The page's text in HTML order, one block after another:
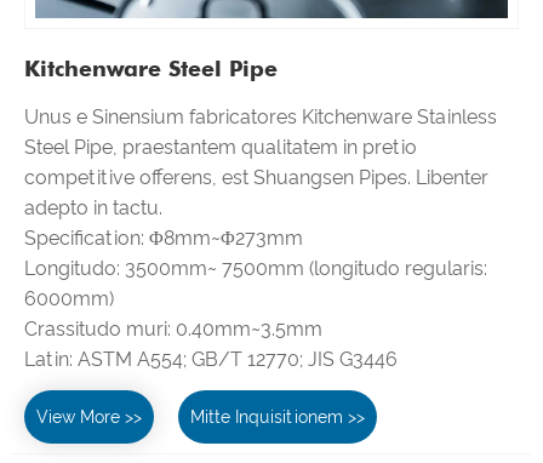
Kitchenware Steel Pipe
Unus e Sinensium fabricatores Kitchenware Stainless
Steel Pipe, praestantem qualitatem in pretio
competitive offerens, est Shuangsen Pipes. Libenter
adepto in tactu.
Specification: Φ8mm~Φ273mm
Longitudo: 3500mm~ 7500mm (longitudo regularis:
6000mm)
Crassitudo muri: 0.40mm~3.5mm
Latin: ASTM A554; GB/T 12770; JIS G3446
View More >> Mitte Inquisitionem >>